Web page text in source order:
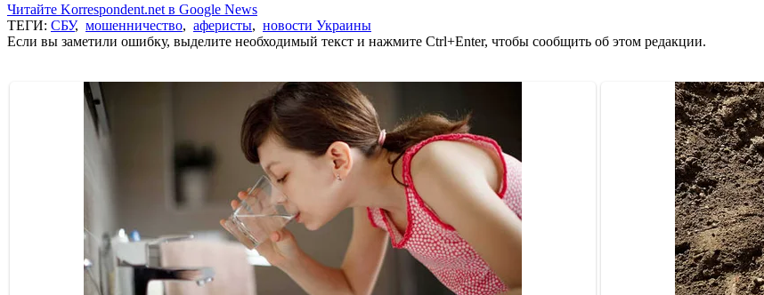
Читайте Korrespondent.net в Google News
ТЕГИ: СБУ, мошенничество, аферисты, новости Украины
Если вы заметили ошибку, выделите необходимый текст и нажмите Ctrl+Enter, чтобы сообщить об этом редакции.